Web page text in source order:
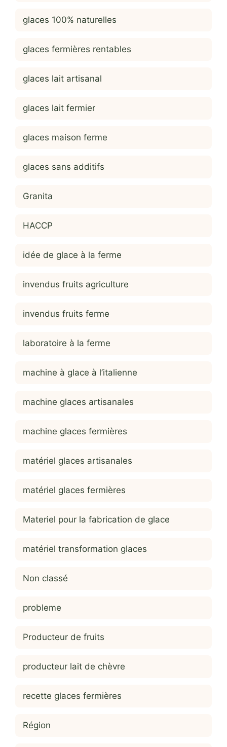
glaces 100% naturelles
glaces fermières rentables
glaces lait artisanal
glaces lait fermier
glaces maison ferme
glaces sans additifs
Granita
HACCP
idée de glace à la ferme
invendus fruits agriculture
invendus fruits ferme
laboratoire à la ferme
machine à glace à l’italienne
machine glaces artisanales
machine glaces fermières
matériel glaces artisanales
matériel glaces fermières
Materiel pour la fabrication de glace
matériel transformation glaces
Non classé
probleme
Producteur de fruits
producteur lait de chèvre
recette glaces fermières
Région